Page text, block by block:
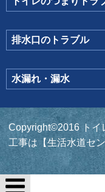
排水口のトラブル
水漏れ・漏水
Copyright©2016 トイ
工事は【生活水道セ